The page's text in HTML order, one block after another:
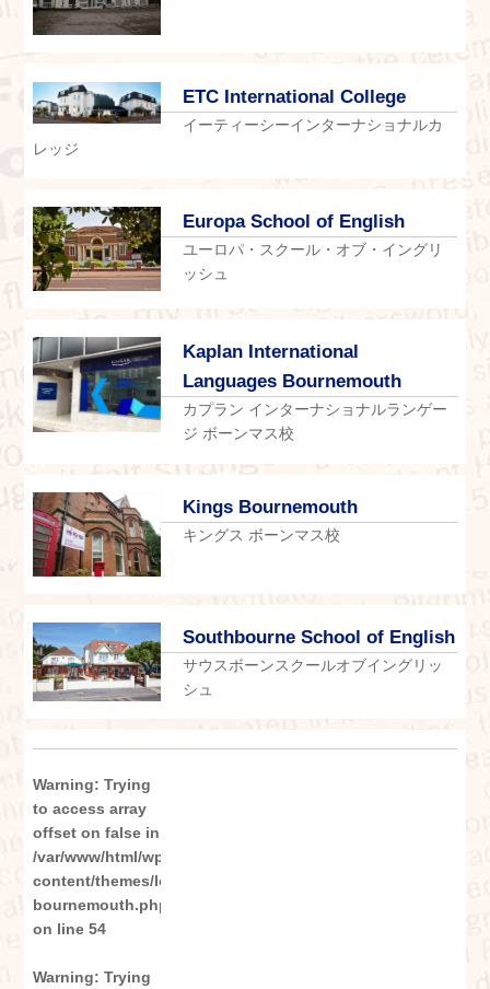
ETC International College
イーティーシーインターナショナルカ
レッジ
Europa School of English
ユーロパ・スクール・オブ・イングリ
ッシュ
Kaplan International
Languages Bournemouth
カプラン インターナショナルランゲー
ジ ボーンマス校
Kings Bournemouth
キングス ボーンマス校
Southbourne School of English
サウスボーンスクールオブイングリッ
シュ
Warning: Trying
to access array
offset on false in
/var/www/html/wp-
content/themes/london_sp/category-
bournemouth.php
on line54
Warning: Trying